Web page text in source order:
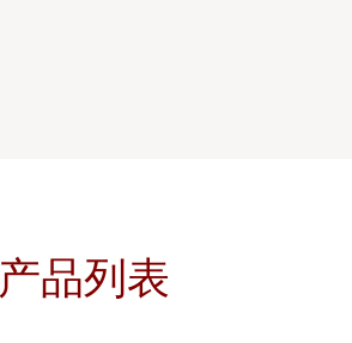
产品列表